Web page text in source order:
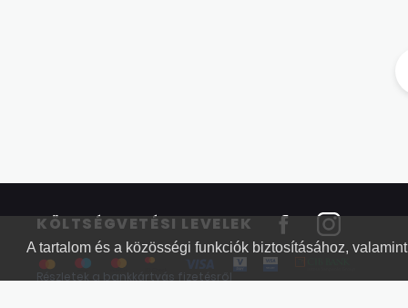
A tartalom és a közösségi funkciók biztosításához,
KÖLTSÉGVETÉSI LEVELEK
Részletek a bankkártyás fizetésről